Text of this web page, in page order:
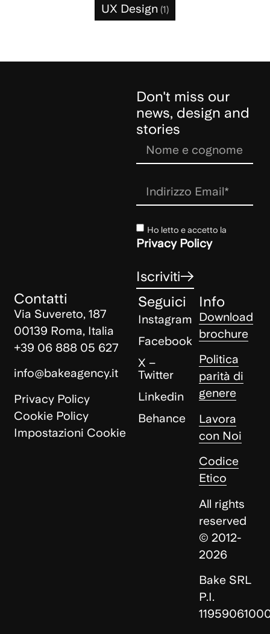
UX Design (1)
Don't miss our
news, design and
stories
Ho letto e accetto la
Privacy Policy
Iscriviti
Contatti
Via Suvereto, 187
00139 Roma, Italia
+39 06 888 05 627
info@bakeagency.it
Privacy Policy
Cookie Policy
Impostazioni Cookie
Seguici
Instagram
Facebook
X –
Twitter
Linkedin
Behance
Info
Download
brochure
Politica
parità di
genere
Lavora
con Noi
Codice
Etico
All rights
reserved
© 2012-
2026
Bake SRL
P.I.